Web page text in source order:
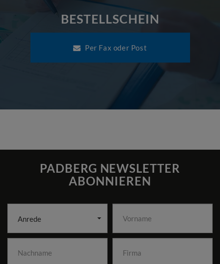
BESTELLSCHEIN
Per Fax oder Post
PADBERG NEWSLETTER
ABONNIEREN
Anrede